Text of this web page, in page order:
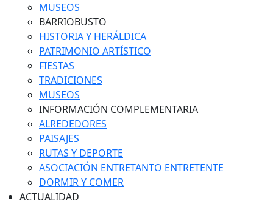
MUSEOS
BARRIOBUSTO
HISTORIA Y HERÁLDICA
PATRIMONIO ARTÍSTICO
FIESTAS
TRADICIONES
MUSEOS
INFORMACIÓN COMPLEMENTARIA
ALREDEDORES
PAISAJES
RUTAS Y DEPORTE
ASOCIACIÓN ENTRETANTO ENTRETENTE
DORMIR Y COMER
ACTUALIDAD